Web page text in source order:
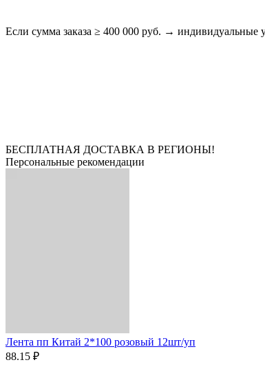
Если сумма заказа ≥ 400 000 руб. → индивидуальные
БЕСПЛАТНАЯ ДОСТАВКА В РЕГИОНЫ!
Персональные рекомендации
Лента пп Китай 2*100 розовый 12шт/уп
88.15 ₽